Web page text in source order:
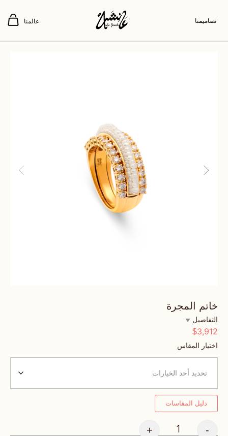
تصاميمنا عالمنا
خاتم المجرة
التفاصيل
$3,912
اختيار المقاس
دليل المقاسات
-
+